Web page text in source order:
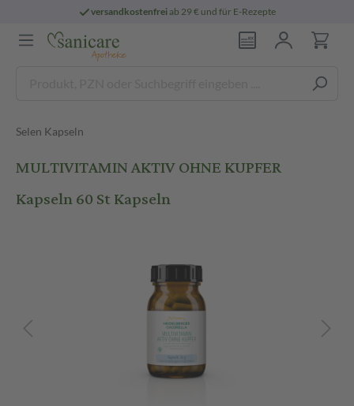
versandkostenfreiab 29 € und für E-Rezepte
Selen Kapseln
MULTIVITAMIN AKTIV OHNE KUPFER
Kapseln 60 St Kapseln